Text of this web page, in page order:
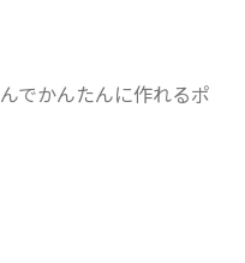
でかんたんに作れるポ